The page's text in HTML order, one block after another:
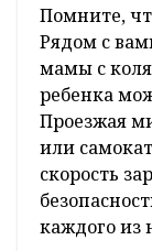
Помните,
Рядом с
мамы с
ребенка
Проезжая
или
скорость
каждого из